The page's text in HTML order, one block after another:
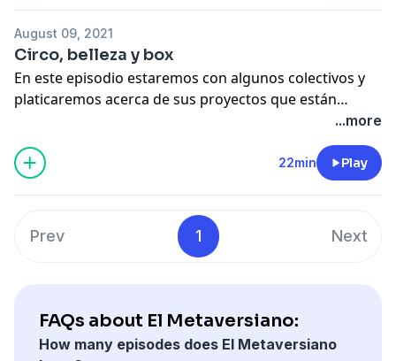
August 09, 2021
Circo, belleza y box
En este episodio estaremos con algunos colectivos y
platicaremos acerca de sus proyectos que están
...more
22min Play
Prev 1 Next
FAQs about El Metaversiano:
How many episodes does El Metaversiano